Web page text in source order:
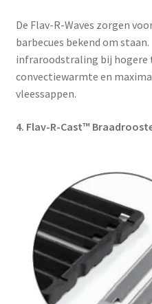
De Flav-R-Waves zorgen
barbecues bekend om
infraroodstraling bij hogere
convectiewarmte en
vleessappen.
4. Flav-R-Cast™